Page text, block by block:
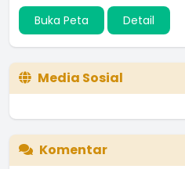
Buka Peta Detail
Media Sosial
Komentar